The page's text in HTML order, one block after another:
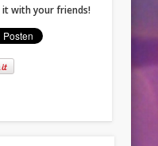
it with your friends!